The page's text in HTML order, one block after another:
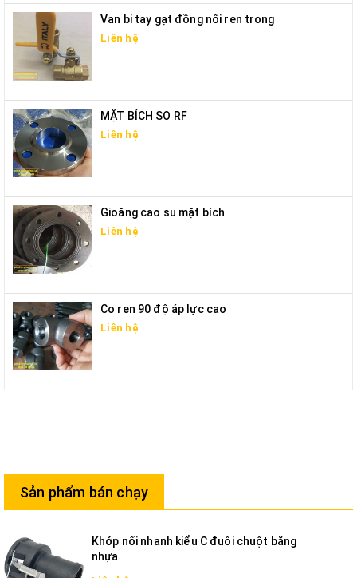
Van bi tay gạt đồng nối ren trong
Liên hệ
MẶT BÍCH SO RF
Liên hệ
Gioăng cao su mặt bích
Liên hệ
Co ren 90 độ áp lực cao
Liên hệ
Sản phẩm bán chạy
Khớp nối nhanh kiểu C đuôi chuột bằng
nhựa